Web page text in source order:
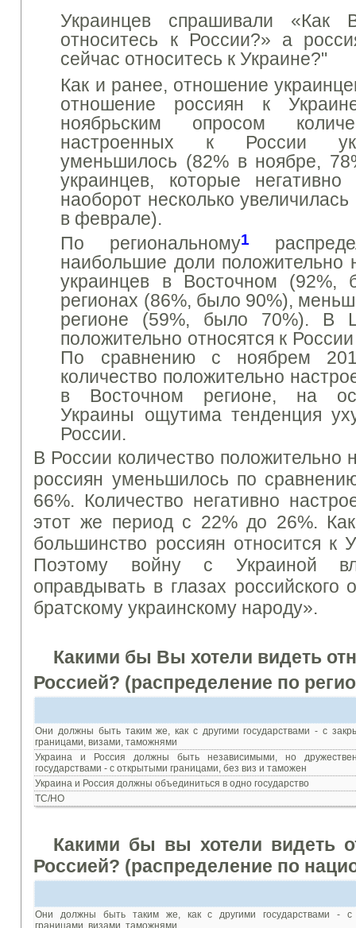
Украинцев спрашивали «Как
относитесь к
России?» а
сейчас относитесь к Украине?"
Как и ранее, отношение у
отношение россиян к
ноябрьским опросом
настроенных к России у
уменьшилось (82% в ноябре,
украинцев, которые негативно
наоборот несколько
в феврале).
По региональному1
наибольшие доли положительно
украинцев в Восточном
регионах (86%, было 90%),
регионе (59%, было 70%). В
положительно относятся к
По сравнению с ноябрем
количество положительно
в Восточном регионе, на
Украины ощутима тенденция
России.
В России количество положительно
россиян уменьшилось по
66%. Количество негативно
этот же период с 22% до 26%. Как
большинство россиян относится к
Поэтому
войну с Украиной
оправдывать в глазах российского
братскому украинскому народу».
Какими бы Вы хотели видеть
Россией? (распределение по
Они должны быть таким же, как с другими государствами - с
границами, визами, таможнями
Украина
и Россия должны быть независимыми,
но
государствами - с открытыми границами, без виз и таможен
Украина и Россия должны объединиться в одно государство
ТС/НО
Какими бы вы хотели видеть
Россией? (распределение по
Они должны быть таким же, как с другими
государствами - с
границами визами таможнями